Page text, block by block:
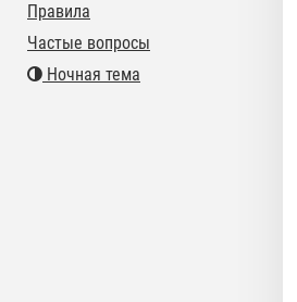
Правила
Частые вопросы
Ночная тема